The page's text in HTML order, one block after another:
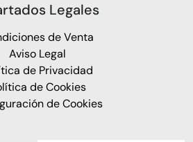
Legales
de Venta
Aviso Legal
de Privacidad
de Cookies
de Cookies